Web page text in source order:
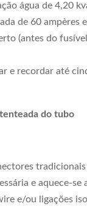
água de 4,20
de 60 ampères
(antes do
e recordar até
do tubo
e aquece-
e/ou ligações